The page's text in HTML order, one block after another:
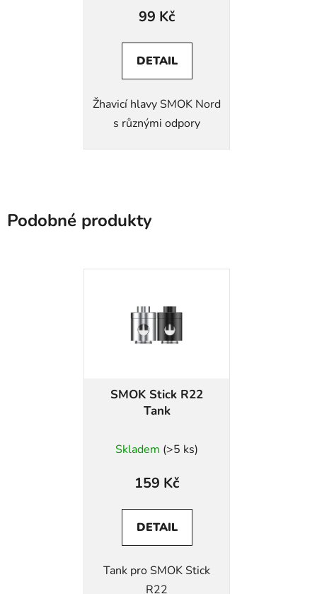
produktu
5,0
z
hvězdiček.
99 Kč
DETAIL
Žhavicí hlavy SMOK Nord
s různými odpory
Podobné produkty
SMOK Stick R22
Tank
Skladem (>5 ks)
159 Kč
DETAIL
Tank pro SMOK Stick
R22